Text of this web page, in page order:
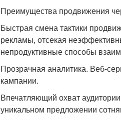
Преимущества продвижения
Быстрая смена тактики
рекламы, отсекая
непродуктивные способы
Прозрачная аналитика. Веб-
кампании.
Впечатляющий охват
уникальном предложении